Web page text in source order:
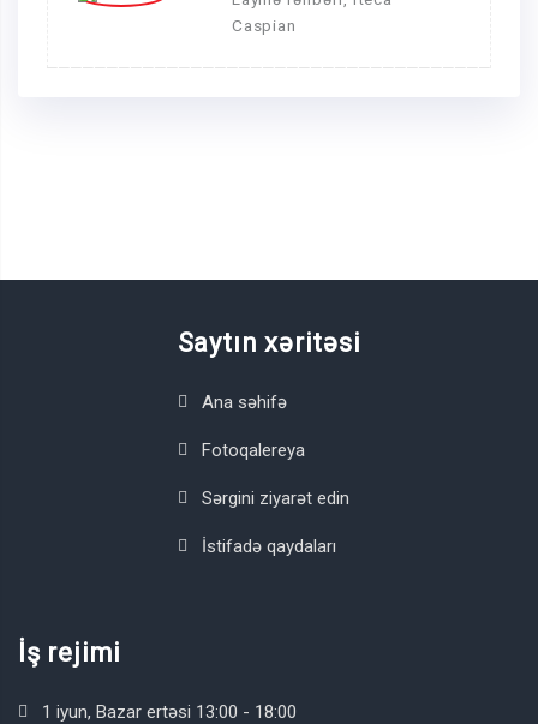
Caspian
Saytın xəritəsi
Ana səhifə
Fotoqalereya
Sərgini ziyarət edin
İstifadə qaydaları
İş rejimi
1 iyun, Bazar ertəsi 13:00 - 18:00